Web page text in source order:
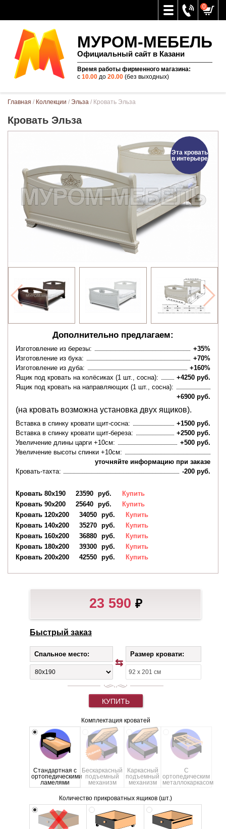
0
МУРОМ-МЕБЕЛЬ
Официальный сайт в Казани
Время работы фирменного магазина:
с 10.00до 20.00(без выходных)
Вы здесь
Главная / Коллекции / Эльза / Кровать Эльза
Кровать Эльза
Эта кровать
в интерьере
Дополнительно предлагаем:
Изготовление из березы:
+35%
Изготовление из бука:
+70%
Изготовление из дуба:
+160%
Ящик под кровать на колёсиках (1 шт., сосна):
+4250 руб.
Ящик под кровать на направляющих (1 шт., сосна):
+6900 руб.
(на кровать возможна установка двух ящиков).
Вставка в спинку кровати щит-сосна:
+1500 руб.
Вставка в спинку кровати щит-береза:
+2500 руб.
Увеличение длины царги +10см:
+500 руб.
Увеличение высоты спинки +10см:
уточняйте информацию при заказе
Кровать-тахта:
-200 руб.
Кровать 80х190 23590 руб.
Купить
Кровать 90х200
25640 руб.
Купить
Кровать 120х200
34050 руб.
Купить
Кровать 140х200
35270 руб.
Купить
Кровать 160х200
36880 руб.
Купить
Кровать 180х200
39300 руб.
Купить
Кровать 200х200
42550 руб. Купить
23 590 ₽
Быстрый заказ
Спальное место: Размер кровати:
КУПИТЬ
Комплектация кроватей
Стандартная с
ортопедическими
ламелями
Бескаркасный
подъемный
механизм
Каркасный
подъемный
механизм
С
ортопедическим
металлокаркасом
Количество прикроватных ящиков (шт.)